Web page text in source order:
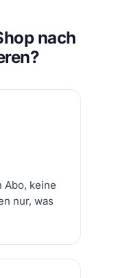
nach
Abo, keine
nur, was